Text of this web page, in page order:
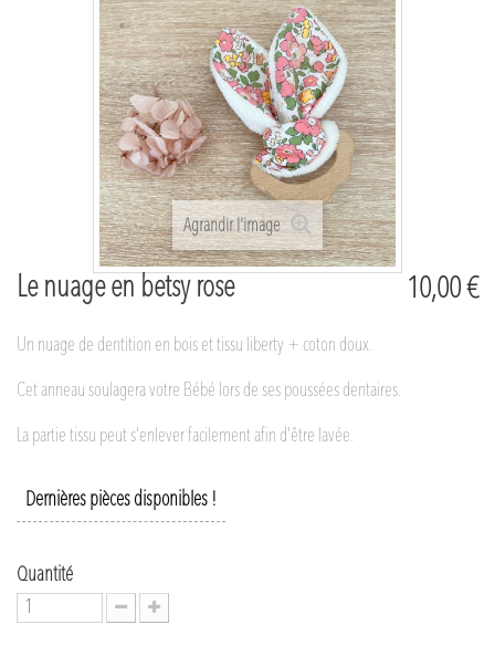
Agrandir l'image
Le nuage en betsy rose 10,00 €
Un nuage de dentition en bois et tissu liberty + coton doux.
Cet anneau soulagera votre Bébé lors de ses poussées dentaires.
La partie tissu peut s'enlever facilement afin d'être lavée.
Dernières pièces disponibles !
Quantité